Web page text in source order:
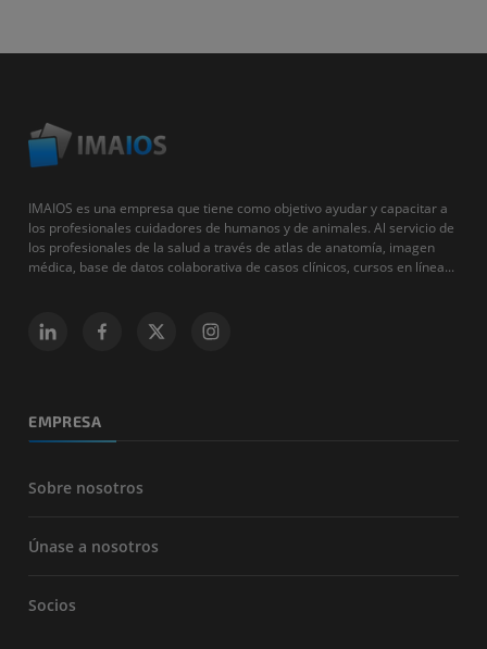
IMAIOS es una empresa que tiene como objetivo ayudar y capacitar a
los profesionales cuidadores de humanos y de animales. Al servicio de
los profesionales de la salud a través de atlas de anatomía, imagen
médica, base de datos colaborativa de casos clínicos, cursos en línea...
EMPRESA
Sobre nosotros
Únase a nosotros
Socios